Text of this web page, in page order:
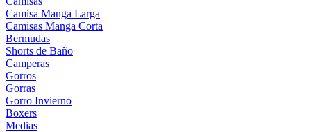
Camisa Manga Larga
Camisas Manga Corta
Bermudas
Shorts de Baño
Camperas
Gorros
Gorras
Gorro Invierno
Boxers
Medias